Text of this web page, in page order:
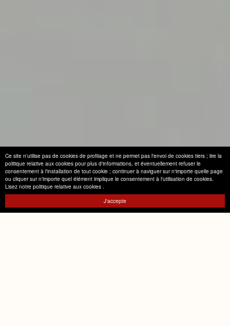
J'accepte
Ce site n'utilise pas de cookies de profilage et ne permet pas l'envoi de cookies tiers ; lire la
politique relative aux cookies pour plus d'informations, et éventuellement refuser le
consentement à l'installation de tout cookie ; continuer à naviguer sur n'importe quelle page
ou cliquer sur n'importe quel élément implique le consentement à l'utilisation de cookies.
Lisez notre politique relative aux cookies .